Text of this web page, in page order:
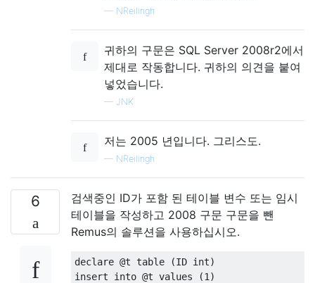
— NReilingh
귀하의 구문은 SQL Server 2008r2에서
제대로 작동합니다. 귀하의 의견을 붙여
넣었습니다.
— JNK
저는 2005 년입니다. 그리스도.
— NReilingh
6
검색중인 ID가 포함 된 테이블 변수 또는 임시
테이블을 작성하고 2008 구문 구문을 뺀
Remus의 솔루션을 사용하십시오.
declare @t table (ID int)
insert
into @t values (1 )